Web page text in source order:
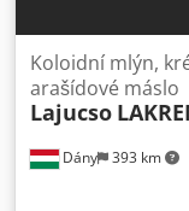
Dány 393 km
Koloidní mlýn,
arašídové máslo
Lajucso